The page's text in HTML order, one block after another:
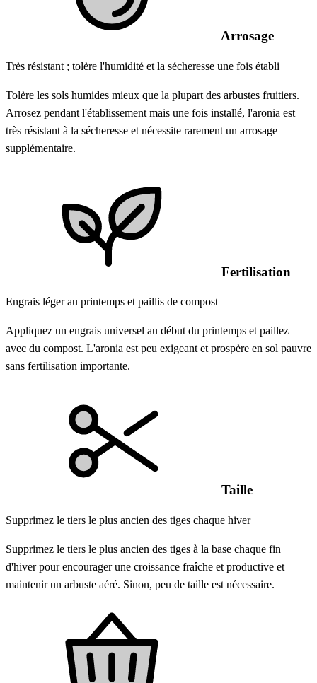
Arrosage
Très résistant ; tolère l'humidité et la sécheresse une fois établi
Tolère les sols humides mieux que la plupart des arbustes fruitiers.
Arrosez pendant l'établissement mais une fois installé, l'aronia est
très résistant à la sécheresse et nécessite rarement un arrosage
supplémentaire.
Fertilisation
Engrais léger au printemps et paillis de compost
Appliquez un engrais universel au début du printemps et paillez
avec du compost. L'aronia est peu exigeant et prospère en sol pauvre
sans fertilisation importante.
Taille
Supprimez le tiers le plus ancien des tiges chaque hiver
Supprimez le tiers le plus ancien des tiges à la base chaque fin
d'hiver pour encourager une croissance fraîche et productive et
maintenir un arbuste aéré. Sinon, peu de taille est nécessaire.